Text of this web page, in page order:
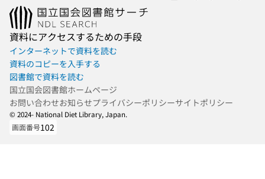
資料にアクセスするための手段
インターネットで資料を読む
資料のコピーを入手する
図書館で資料を読む
国立国会図書館ホームページ
お問い合わせお知らせプライバシーポリシーサイトポリシー
© 2024- National Diet Library, Japan.
画面番号102